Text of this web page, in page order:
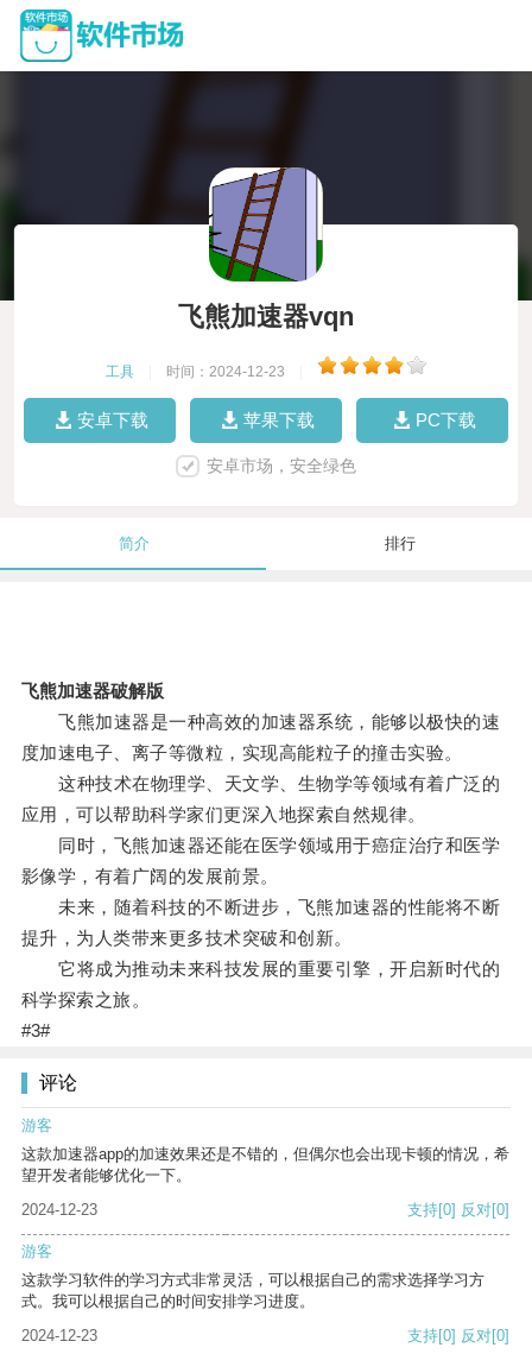
飞熊加速器vqn
工具 时间：2024-12-23
安卓下载 苹果下载 PC下载
安卓市场，安全绿色
简介 排行
飞熊加速器破解版
飞熊加速器是一种高效的加速器系统，能够以极快的速
度加速电子、离子等微粒，实现高能粒子的撞击实验。
这种技术在物理学、天文学、生物学等领域有着广泛的
应用，可以帮助科学家们更深入地探索自然规律。
同时，飞熊加速器还能在医学领域用于癌症治疗和医学
影像学，有着广阔的发展前景。
未来，随着科技的不断进步，飞熊加速器的性能将不断
提升，为人类带来更多技术突破和创新。
它将成为推动未来科技发展的重要引擎，开启新时代的
科学探索之旅。
#3#
评论
游客
这款加速器app的加速效果还是不错的，但偶尔也会出现卡顿的情况，希
望开发者能够优化一下。
2024-12-23
支持[0] 反对[0]
游客
这款学习软件的学习方式非常灵活，可以根据自己的需求选择学习方
式。我可以根据自己的时间安排学习进度。
2024-12-23
支持[0] 反对[0]